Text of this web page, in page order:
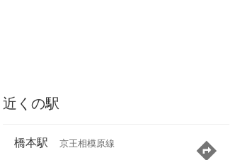
近くの駅
橋本駅 京王相模原線